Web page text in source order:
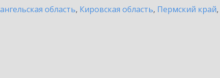
область, Кировская область, Пермский край,